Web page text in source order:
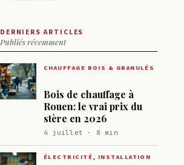
DERNIERS ARTICLES
Publiés récemment
CHAUFFAGE BOIS & GRANULÉS
Bois de chauffage à
Rouen: le vrai prix du
stère en 2026
4 juillet · 8 min
ÉLECTRICITÉ, INSTALLATION